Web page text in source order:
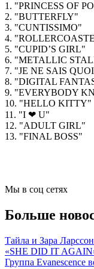
1. "PRINCESS OF
2. "BUTTERFLY"
3. "CUNTISSIMO"
4.
5. "CUPID’S GIRL"
6. "METALLIC
7. "JE NE SAIS
8. "DIGITAL
9. "EVERYBODY
10. "HELLO KITTY"
11. "I ❤ U"
12. "ADULT GIRL"
13. "FINAL BOSS"
Мы в соц сетях
Больше
Тайла и Зара
«SHE DID IT
Группа Evanescence